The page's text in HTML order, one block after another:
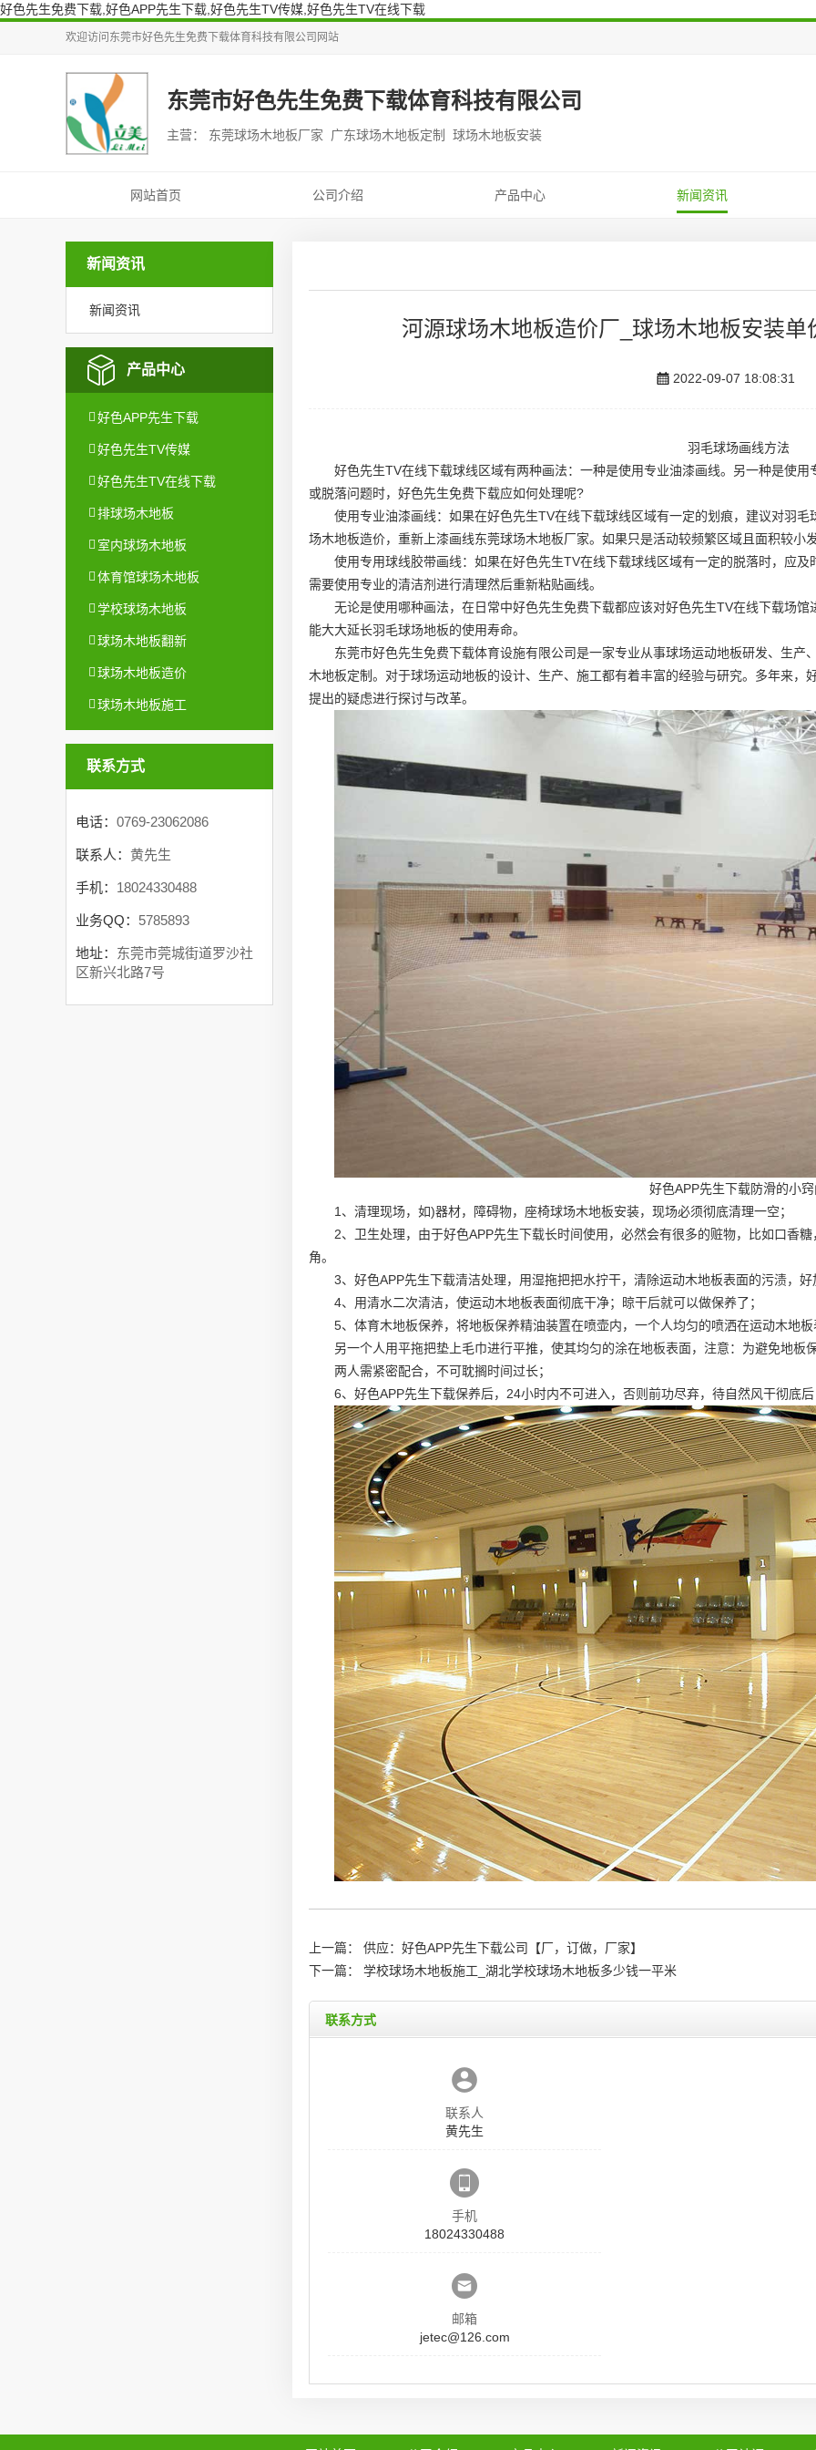
好色先生免费下载,好色APP先生下载,好色先生TV传媒,好色先生TV在线下载
欢迎访问 东莞市好色先生免费下载体育科技有限公司 网站
东莞市好色先生免费下载体育科技有限公司
主营： 东莞球场木地板厂家 广东球场木地板定制 球场木地板安装
网站首页 公司介绍 产品中心 新闻资讯
新闻资讯
新闻资讯
产品中心
好色APP先生下载
好色先生TV传媒
好色先生TV在线下载
排球场木地板
室内球场木地板
体育馆球场木地板
学校球场木地板
球场木地板翻新
球场木地板造价
球场木地板施工
联系方式
电话： 0769-23062086
联系人： 黄先生
手机： 18024330488
业务QQ： 5785893
地址： 东莞市莞城街道罗沙社
区新兴北路7号
河源球场木地板造价厂_球场木地板安装
2022-09-07 18:08:31
羽毛球场画线方法
好色先生TV在线下载球线区域有两种画法：一种是使用专业油漆画线。另一种是使
或脱落问题时，好色先生免费下载应如何处理呢?
使用专业油漆画线：如果在好色先生TV在线下载球线区域有一定的划痕，建议对羽
场木地板造价，重新上漆画线东莞球场木地板厂家。如果只是活动较频繁区域且面积较小
使用专用球线胶带画线：如果在好色先生TV在线下载球线区域有一定的脱落时，应
需要使用专业的清洁剂进行清理然后重新粘贴画线。
无论是使用哪种画法，在日常中好色先生免费下载都应该对好色先生TV在线下载场
能大大延长羽毛球场地板的使用寿命。
东莞市好色先生免费下载体育设施有限公司是一家专业从事球场运动地板研发、生产
木地板定制。对于球场运动地板的设计、生产、施工都有着丰富的经验与研究。多年来
提出的疑虑进行探讨与改革。
好色APP先生下载防滑的小
1、清理现场，如)器材，障碍物，座椅球场木地板安装，现场必须彻底清理一空；
2、卫生处理，由于好色APP先生下载长时间使用，必然会有很多的赃物，比如口香
角。
3、好色APP先生下载清洁处理，用湿拖把把水拧干，清除运动木地板表面的污渍，
4、用清水二次清洁，使运动木地板表面彻底干净；晾干后就可以做保养了；
5、体育木地板保养，将地板保养精油装置在喷壶内，一个人均匀的喷洒在运动木地
另一个人用平拖把垫上毛巾进行平推，使其均匀的涂在地板表面，注意：为避免地板
两人需紧密配合，不可耽搁时间过长；
6、好色APP先生下载保养后，24小时内不可进入，否则前功尽弃，待自然风干彻底
上一篇：
供应：好色APP先生下载公司【厂，订做，厂家】
下一篇：
学校球场木地板施工_湖北学校球场木地板多少钱一平米
联系方式
联系人
黄先生
手机
18024330488
邮箱
jetec@126.com